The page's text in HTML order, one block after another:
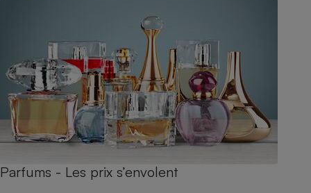
Parfums - Les prix s’envolent